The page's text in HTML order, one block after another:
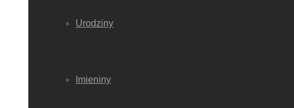
Urodziny
Imieniny